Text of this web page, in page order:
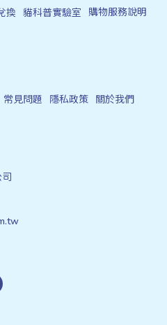
換 貓科普實驗室 購物服務說明
常見問題 隱私政策
關於我們